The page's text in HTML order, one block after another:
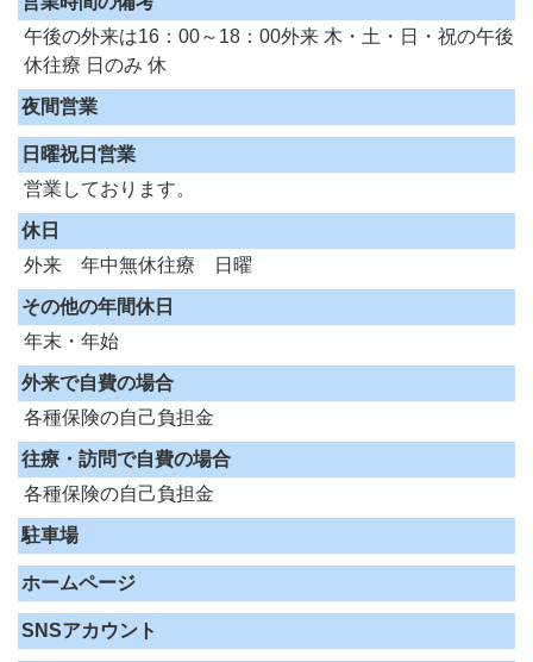
午後の外来は16：00～18：00外来 木・土・日・祝の午後
休往療 日のみ 休
夜間営業
日曜祝日営業
営業しております。
休日
外来 年中無休往療 日曜
その他の年間休日
年末・年始
外来で自費の場合
各種保険の自己負担金
往療・訪問で自費の場合
各種保険の自己負担金
駐車場
ホームページ
SNSアカウント